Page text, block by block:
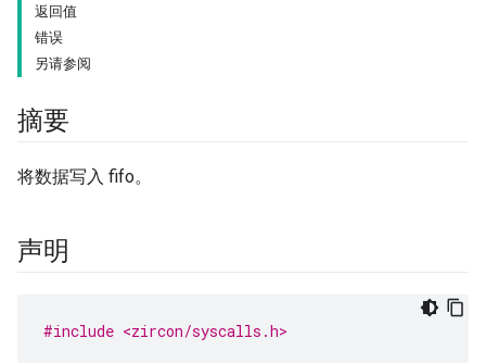
返回值
错误
另请参阅
摘要
将数据写入 fifo。
声明
#include <zircon/syscalls.h>